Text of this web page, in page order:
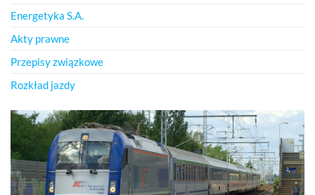
Energetyka S.A.
Akty prawne
Przepisy związkowe
Rozkład jazdy